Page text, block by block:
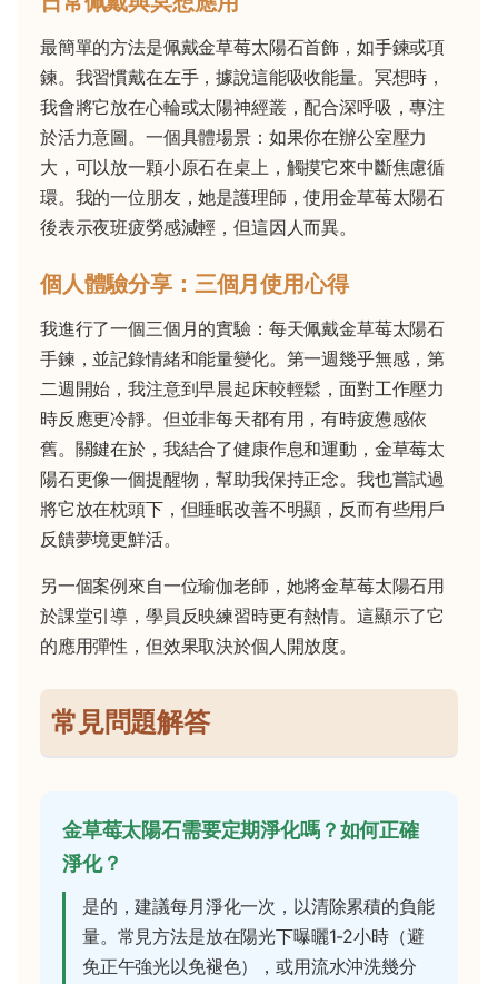
最簡單的方法是佩戴金草莓太陽石首飾，如手鍊或項
鍊。我習慣戴在左手，據說這能吸收能量。冥想時，
我會將它放在心輪或太陽神經叢，配合深呼吸，專注
於活力意圖。一個具體場景：如果你在辦公室壓力
大，可以放一顆小原石在桌上，觸摸它來中斷焦慮循
環。我的一位朋友，她是護理師，使用金草莓太陽石
後表示夜班疲勞感減輕，但這因人而異。
個人體驗分享：三個月使用心得
我進行了一個三個月的實驗：每天佩戴金草莓太陽石
手鍊，並記錄情緒和能量變化。第一週幾乎無感，第
二週開始，我注意到早晨起床較輕鬆，面對工作壓力
時反應更冷靜。但並非每天都有用，有時疲憊感依
舊。關鍵在於，我結合了健康作息和運動，金草莓太
陽石更像一個提醒物，幫助我保持正念。我也嘗試過
將它放在枕頭下，但睡眠改善不明顯，反而有些用戶
反饋夢境更鮮活。
另一個案例來自一位瑜伽老師，她將金草莓太陽石用
於課堂引導，學員反映練習時更有熱情。這顯示了它
的應用彈性，但效果取決於個人開放度。
常見問題解答
金草莓太陽石需要定期淨化嗎？如何正確
淨化？
是的，建議每月淨化一次，以清除累積的負能
量。常見方法是放在陽光下曝曬1-2小時（避
免正午強光以免褪色），或用流水沖洗幾分